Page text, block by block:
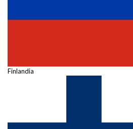
Finlandia